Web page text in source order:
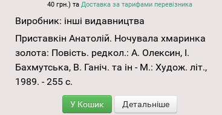
40 грн.) таДоставка за тарифами перевізника
Виробник: інші видавництва
Приставкін Анатолій. Ночувала хмаринка
золота: Повість. редкол.: А. Олексин, І.
Бахмутська, В. Ганіч. та ін - М.: Худож. літ.,
1989. - 255 с.
У Кошик Детальніше